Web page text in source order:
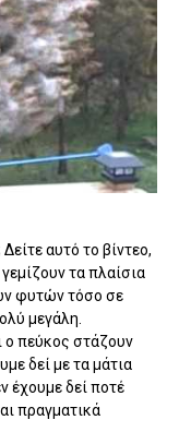
αυτό το βίντεο,
τα πλαίσια
φυτών τόσο σε
μεγάλη.
ο πεύκος στάζουν
δεί με τα μάτια
έχουμε δεί ποτέ
πραγματικά